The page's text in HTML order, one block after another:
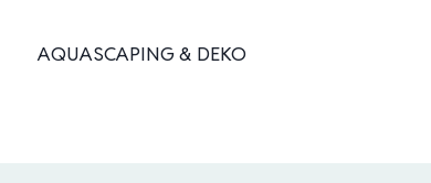
AQUASCAPING & DEKO